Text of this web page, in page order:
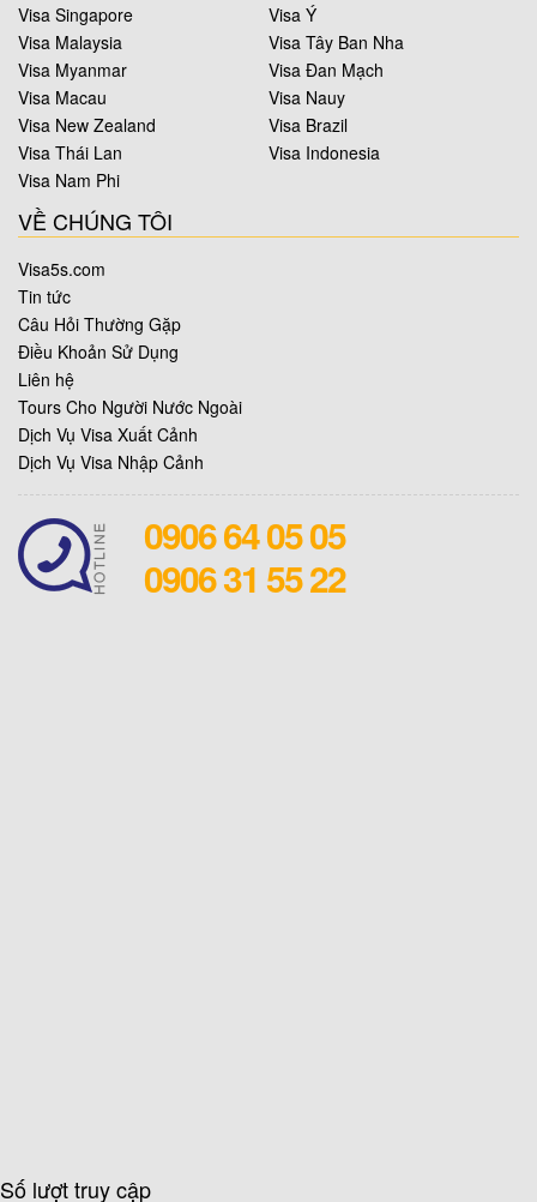
Visa Singapore
Visa Malaysia
Visa Myanmar
Visa Macau
Visa New Zealand
Visa Thái Lan
Visa Nam Phi
Visa Ý
Visa Tây Ban Nha
Visa Đan Mạch
Visa Nauy
Visa Brazil
Visa Indonesia
VỀ CHÚNG TÔI
Visa5s.com
Tin tức
Câu Hỏi Thường Gặp
Điều Khoản Sử Dụng
Liên hệ
Tours Cho Người Nước Ngoài
Dịch Vụ Visa Xuất Cảnh
Dịch Vụ Visa Nhập Cảnh
0906 64 05 05
0906 31 55 22
Số lượt truy cập